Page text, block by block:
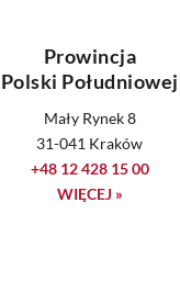
Prowincja
Polski Południowej
Mały Rynek 8
31-041 Kraków
+48 12 428 15 00
WIĘCEJ »